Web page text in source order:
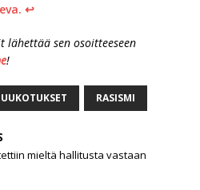
↩︎
lähettää sen osoitteeseen
!
RASISMI
mieltä hallitusta vastaan